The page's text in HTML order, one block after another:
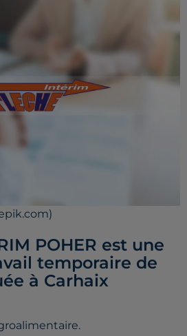
POHER est une
temporaire de
à Carhaix